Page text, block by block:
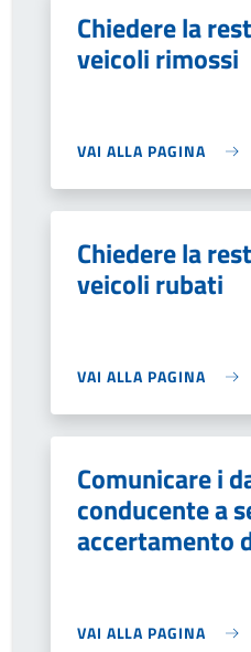
Chiedere la
veicoli rimossi
VAI ALLA PAGINA
Chiedere la
veicoli rubati
VAI ALLA PAGINA
Comunicare i
conducente a
accertamento
VAI ALLA PAGINA